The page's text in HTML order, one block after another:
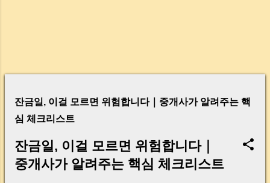
글
잔금일, 이걸 모르면 위험합니다｜중개사가 알려주는 핵
심 체크리스트
잔금일, 이걸 모르면 위험합니다｜
중개사가 알려주는 핵심 체크리스트